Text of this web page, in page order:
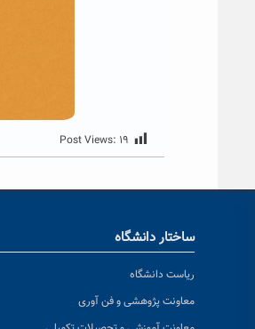
Post Views: ۱۹
ساختار دانشگاه
ریاست دانشگاه
معاونت پژوهشی و فن آوری